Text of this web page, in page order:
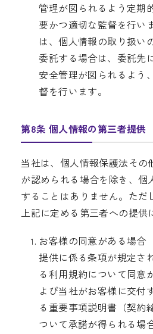
管理が図られるよう定期
要かつ適切な監督を行い
は、個人情報の取り扱い
委託する場合は、委託先
安全管理が図られるよう
督を行います。
第8条 個人情報の第三者提供
当社は、個人情報保護法その
が認められる場合を除き、個
することはありません。ただ
上記に定める第三者への提供
お客様の同意がある場合
提供に係る条項が規定さ
る利用規約について同意
よび当社がお客様に交付
る重要事項説明書（契約
ついて承諾が得られる場